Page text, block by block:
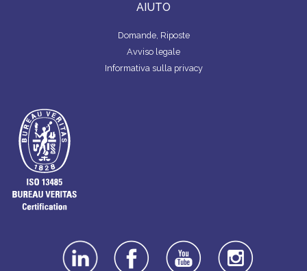
AIUTO
Domande, Riposte
Avviso legale
Informativa sulla privacy
linkedin facebook youtube
instagra
m